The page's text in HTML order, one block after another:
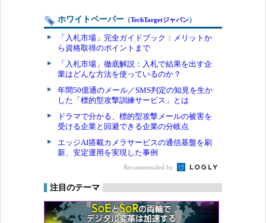
ホワイトペーパー （TechTargetジャパン）
「入札市場」完全ガイドブック：メリットか
ら資格取得のポイントまで
「入札市場」徹底解説：入札で結果を出す企
業はどんな方法を使っているのか？
年間50億通のメール／SMS判定の知見を生か
した「標的型攻撃訓練サービス」とは
ドラマで分かる、標的型攻撃メールの被害を
受ける企業と回避できる企業の分岐点
エッジAI搭載カメラサービスの通信基盤を刷
新、安定運用を実現した事例
Recommended by
注目のテーマ